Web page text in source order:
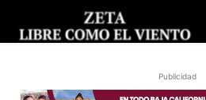
Publicidad